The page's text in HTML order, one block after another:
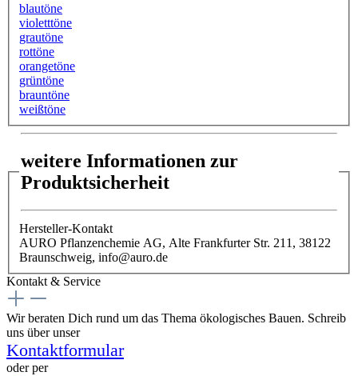
blautöne
violetttöne
grautöne
rottöne
orangetöne
grüntöne
brauntöne
weißtöne
weitere Informationen zur
Produktsicherheit
Hersteller-Kontakt
AURO Pflanzenchemie AG, Alte Frankfurter Str. 211, 38122
Braunschweig, info@auro.de
Kontakt & Service
Wir beraten Dich rund um das Thema ökologisches Bauen. Schreib
uns über unser
Kontaktformular
oder per